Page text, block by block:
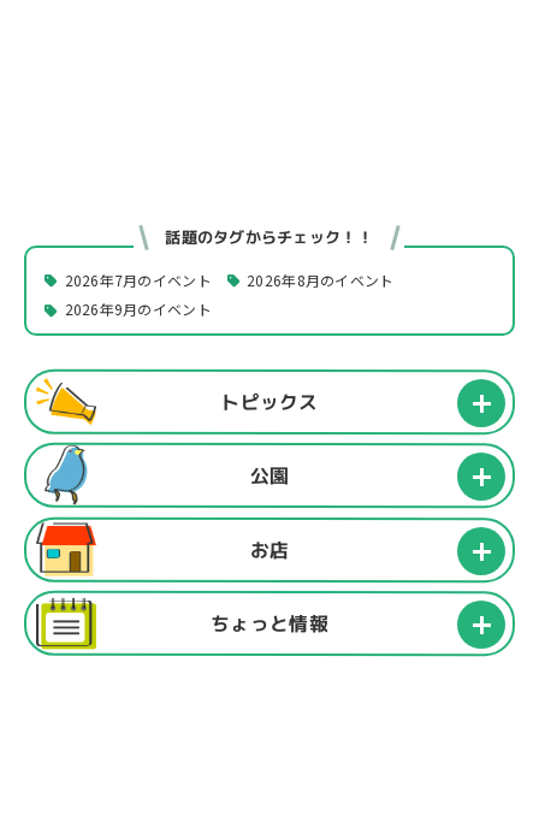
話題のタグからチェック！！
2026年7月のイベント
2026年8月のイベント
2026年9月のイベント
トピックス
公園
お店
ちょっと情報